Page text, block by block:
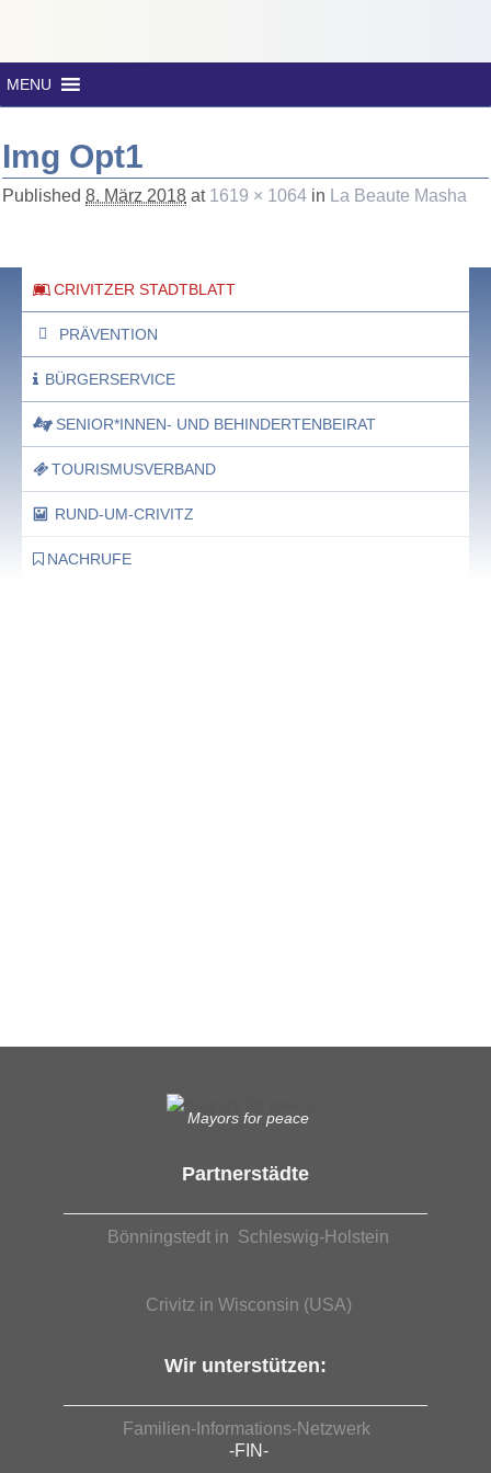
MENU
Img Opt1
Published 8. März 2018 at 1619 × 1064 in La Beaute Masha
CRIVITZER STADTBLATT
PRÄVENTION
BÜRGERSERVICE
SENIOR*INNEN- UND BEHINDERTENBEIRAT
TOURISMUSVERBAND
RUND-UM-CRIVITZ
NACHRUFE
Mayors for peace
Partnerstädte
Bönningstedt in Schleswig-Holstein
Crivitz in Wisconsin (USA)
Wir unterstützen:
Familien-Informations-Netzwerk
-FIN-